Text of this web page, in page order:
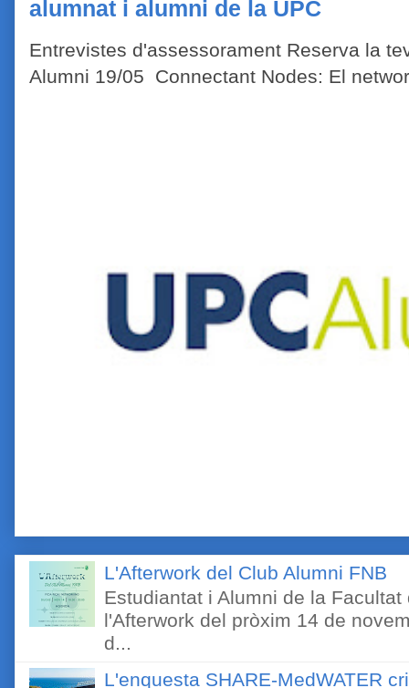
alumnat i alumni de la UPC
Entrevistes d'assessorament Reserva la
Alumni 19/05 Connectant Nodes: El
L'Afterwork del Club Alumni FNB
Estudiantat i Alumni de la
l'Afterwork del pròxim 14 de
d...
L'enquesta SHARE-MedWATER